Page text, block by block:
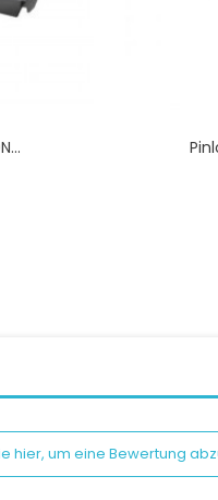
hier, um eine Bewertung